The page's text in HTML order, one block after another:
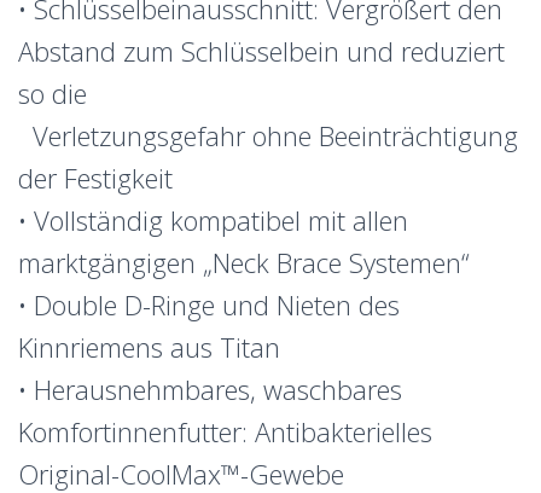
• Schlüsselbeinausschnitt: Vergrößert den
Abstand zum Schlüsselbein und reduziert
so die
Verletzungsgefahr ohne Beeinträchtigung
der Festigkeit
• Vollständig kompatibel mit allen
marktgängigen „Neck Brace Systemen“
• Double D-Ringe und Nieten des
Kinnriemens aus Titan
• Herausnehmbares, waschbares
Komfortinnenfutter: Antibakterielles
Original-CoolMax™-Gewebe